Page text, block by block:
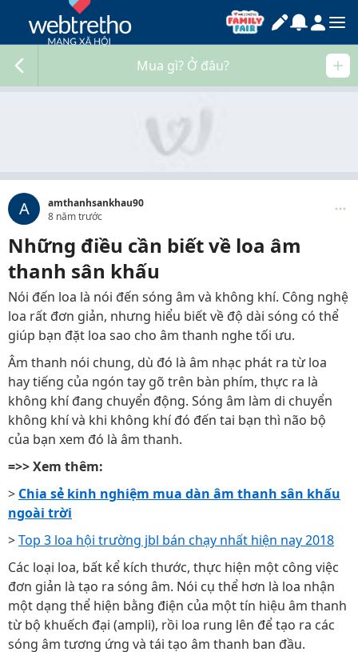
Mua gì? Ở đâu?
A
amthanhsankhau90
8 năm trước
Những điều cần biết về loa âm
thanh sân khấu
Nói đến loa là nói đến sóng âm và không khí. Công nghệ
loa rất đơn giản, nhưng hiểu biết về độ dài sóng có thể
giúp bạn đặt loa sao cho âm thanh nghe tối ưu.
Âm thanh nói chung, dù đó là âm nhạc phát ra từ loa
hay tiếng của ngón tay gõ trên bàn phím, thực ra là
không khí đang chuyển động. Sóng âm làm di chuyển
không khí và khi không khí đó đến tai bạn thì não bộ
của bạn xem đó là âm thanh.
=>> Xem thêm:
> Chia sẻ kinh nghiệm mua dàn âm thanh sân khấu
ngoài trời
>Top 3 loa hội trường jbl bán chạy nhất hiện nay 2018
Các loại loa, bất kể kích thước, thực hiện một công việc
đơn giản là tạo ra sóng âm. Nói cụ thể hơn là loa nhận
một dạng thể hiện bằng điện của một tín hiệu âm thanh
từ bộ khuếch đại (ampli), rồi loa rung lên để tạo ra các
sóng âm tương ứng và tái tạo âm thanh ban đầu.